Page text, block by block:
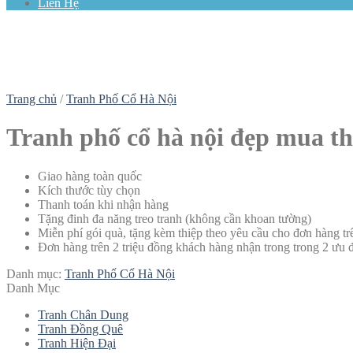
Liên Hệ
Trang chủ / Tranh Phố Cổ Hà Nội
Tranh phố cổ hà nội đẹp mua
Giao hàng toàn quốc
Kích thước tùy chọn
Thanh toán khi nhận hàng
Tặng đinh đa năng treo tranh (không cần khoan tường)
Miễn phí gói quà, tặng kèm thiệp theo yêu cầu cho đơn hàng
Đơn hàng trên 2 triệu đồng khách hàng nhận trong trong 2 ưu
Danh mục: Tranh Phố Cổ Hà Nội
Danh Mục
Tranh Chân Dung
Tranh Đồng Quê
Tranh Hiện Đại